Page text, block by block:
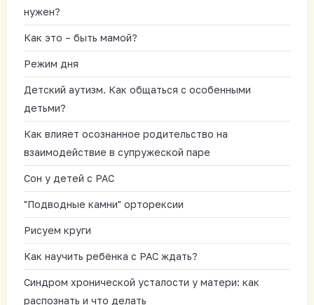
нужен?
Как это – быть мамой?
Режим дня
Детский аутизм. Как общаться с особенными
детьми?
Как влияет осознанное родительство на
взаимодействие в супружеской паре
Сон у детей с РАС
"Подводные камни" орторексии
Рисуем круги
Как научить ребёнка с РАС ждать?
Синдром хронической усталости у матери: как
распознать и что делать